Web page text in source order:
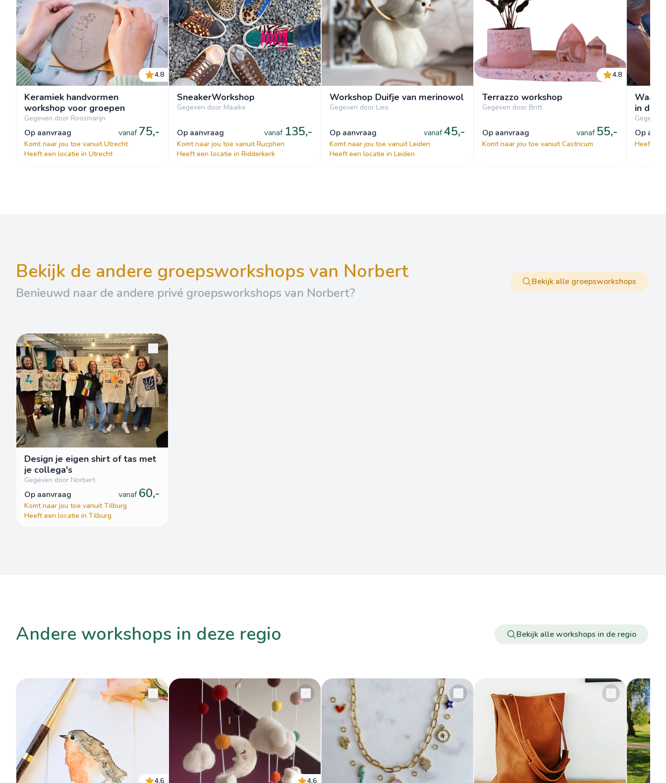
4.8
Keramiek handvormen
workshop voor groepen
Gegeven door Roosmarijn
op aanvraag vanaf 75,-
Komt naar jou toe vanuit Utrecht
Heeft een locatie in Utrecht
SneakerWorkshop
Gegeven door Maaike
op aanvraag vanaf 135,-
Komt naar jou toe vanuit Rucphen
Heeft een locatie in Ridderkerk
Workshop Duifje van merinowol
Gegeven door Lies
op aanvraag vanaf45,-
Komt naar jou toe vanuit Leiden
Heeft een locatie in Leiden
4.8
Terrazzo workshop
Gegeven door Britt
op aanvraag vanaf 55,-
Komt naar jou toe vanuit Castricum
in de
Gegeven
op
Heeft
bekijk de andere groepsworkshops van Norbert
Benieuwd naar de andere privé groepsworkshops van Norbert?
Bekijk alle groepsworkshops
Design je eigen shirt of tas met
je collega's
Gegeven door Norbert
op aanvraag vanaf 60,-
Komt naar jou toe vanuit Tilburg
Heeft een locatie in Tilburg
andere workshops in deze regio Bekijk alle workshops in de regio
4.6 4.6